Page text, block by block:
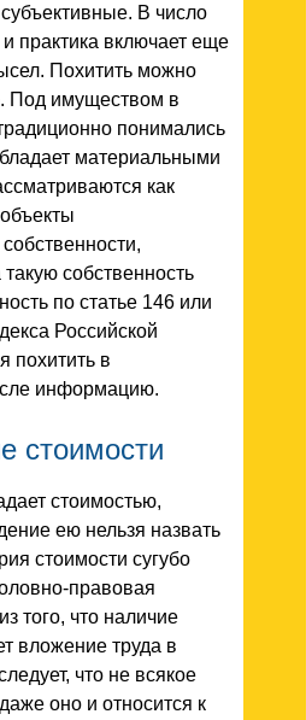
В число
практика включает еще
Похитить можно
Под имуществом в
понимались
материальными
как
такую собственность
по статье 146 или
Российской
похитить в
информацию.
стоимости
стоимостью,
ею нельзя назвать
стоимости сугубо
правовая
того, что наличие
вложение труда в
что не всякое
оно и относится к